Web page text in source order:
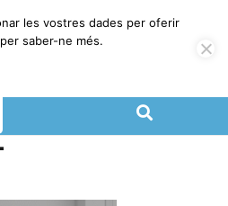
les vostres dades per oferir
per saber-ne més.